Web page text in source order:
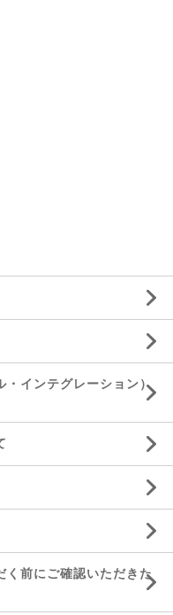
・インテグレーション）
く前にご確認いただきた